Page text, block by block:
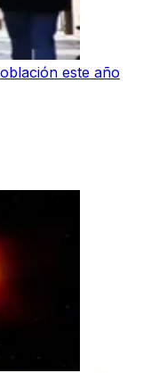
este año